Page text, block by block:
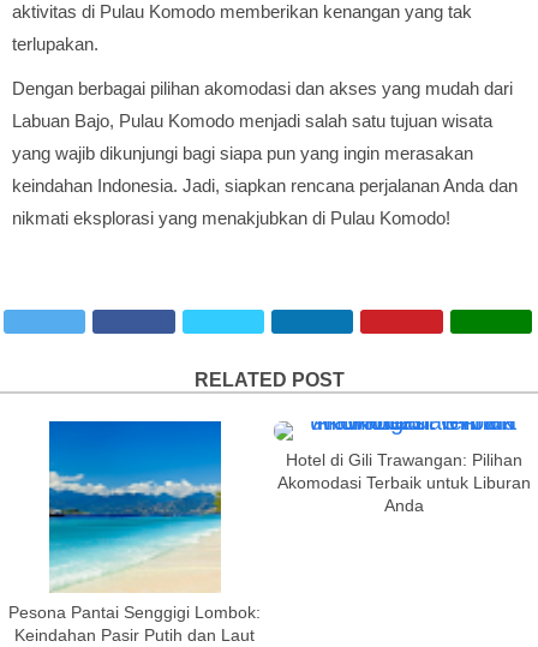
aktivitas di Pulau Komodo memberikan kenangan yang tak
terlupakan.
Dengan berbagai pilihan akomodasi dan akses yang mudah dari
Labuan Bajo, Pulau Komodo menjadi salah satu tujuan wisata
yang wajib dikunjungi bagi siapa pun yang ingin merasakan
keindahan Indonesia. Jadi, siapkan rencana perjalanan Anda dan
nikmati eksplorasi yang menakjubkan di Pulau Komodo!
RELATED POST
Pesona Pantai Senggigi Lombok:
Keindahan Pasir Putih dan Laut
Hotel di Gili Trawangan: Pilihan
Akomodasi Terbaik untuk Liburan
Anda